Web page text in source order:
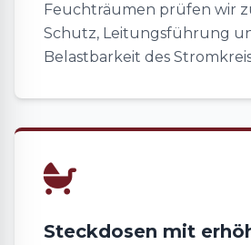
Feuchträumen prüfen wir
Schutz, Leitungsführung
Belastbarkeit des
Steckdosen mit